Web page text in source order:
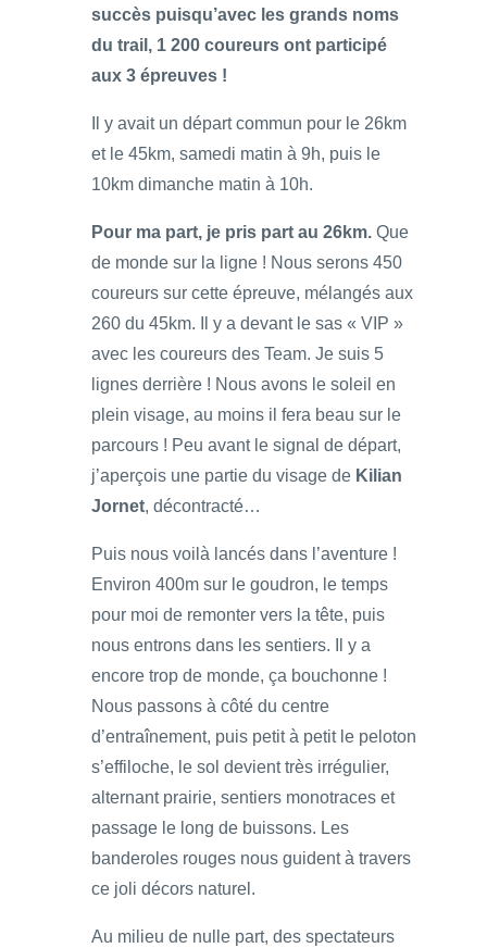
succès puisqu’avec les grands noms
du trail, 1 200 coureurs ont participé
aux 3 épreuves !
Il y avait un départ commun pour le 26km
et le 45km, samedi matin à 9h, puis le
10km dimanche matin à 10h.
Pour ma part, je pris part au 26km. Que
de monde sur la ligne ! Nous serons 450
coureurs sur cette épreuve, mélangés aux
260 du 45km. Il y a devant le sas « VIP »
avec les coureurs des Team. Je suis 5
lignes derrière ! Nous avons le soleil en
plein visage, au moins il fera beau sur le
parcours ! Peu avant le signal de départ,
j’aperçois une partie du visage de Kilian
Jornet, décontracté…
Puis nous voilà lancés dans l’aventure !
Environ 400m sur le goudron, le temps
pour moi de remonter vers la tête, puis
nous entrons dans les sentiers. Il y a
encore trop de monde, ça bouchonne !
Nous passons à côté du centre
d’entraînement, puis petit à petit le peloton
s’effiloche, le sol devient très irrégulier,
alternant prairie, sentiers monotraces et
passage le long de buissons. Les
banderoles rouges nous guident à travers
ce joli décors naturel.
Au milieu de nulle part, des spectateurs